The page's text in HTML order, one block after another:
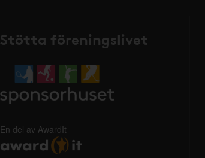
Stötta föreningslivet
En del av AwardIt